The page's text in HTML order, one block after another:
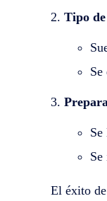
Tipo
El éxito